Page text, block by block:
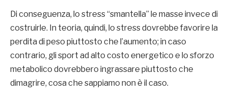
Di conseguenza, lo stress “smantella” le masse invece di
costruirle. In teoria, quindi, lo stress dovrebbe favorire la
perdita di peso piuttosto che l’aumento; in caso
contrario, gli sport ad alto costo energetico e lo sforzo
metabolico dovrebbero ingrassare piuttosto che
dimagrire, cosa che sappiamo non è il caso.